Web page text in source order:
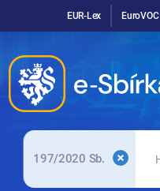
EUR-Lex EuroVOC
197/2020 Sb.